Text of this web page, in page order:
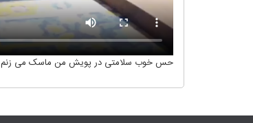
حس خوب سلامتی در پویش من ماسک می زنم